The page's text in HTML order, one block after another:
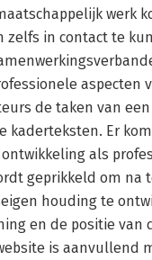
werk
zelfs in contact te
aspecten
de taken van een
kaderteksten. Er
als
geprikkeld om na
houding te
en de positie van
is aanvullend